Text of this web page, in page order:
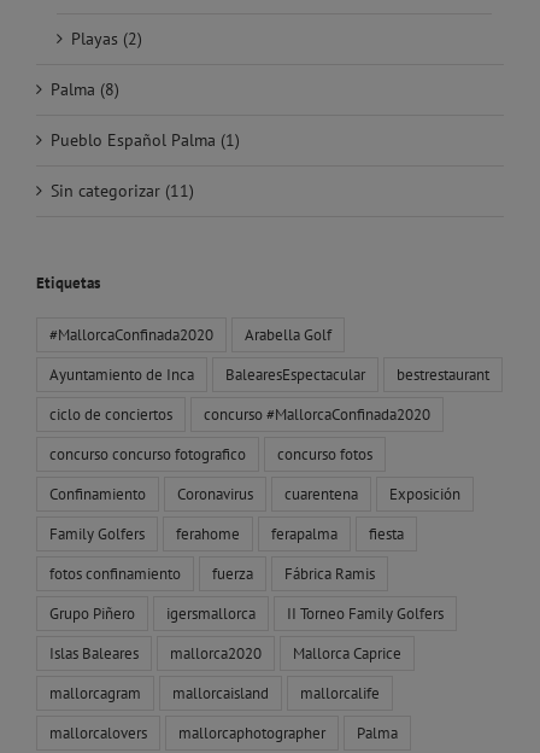
Playas (2)
Palma (8)
Pueblo Español Palma (1)
Sin categorizar (11)
Etiquetas
#MallorcaConfinada2020 Arabella Golf
Ayuntamiento de Inca BalearesEspectacular bestrestaurant
ciclo de conciertos concurso #MallorcaConfinada2020
concurso concurso fotografico concurso fotos
Confinamiento Coronavirus cuarentena Exposición
Family Golfers ferahome ferapalma fiesta
fotos confinamiento fuerza Fábrica Ramis
Grupo Piñero igersmallorca II Torneo Family Golfers
Islas Baleares mallorca2020 Mallorca Caprice
mallorcagram mallorcaisland mallorcalife
mallorcalovers mallorcaphotographer Palma